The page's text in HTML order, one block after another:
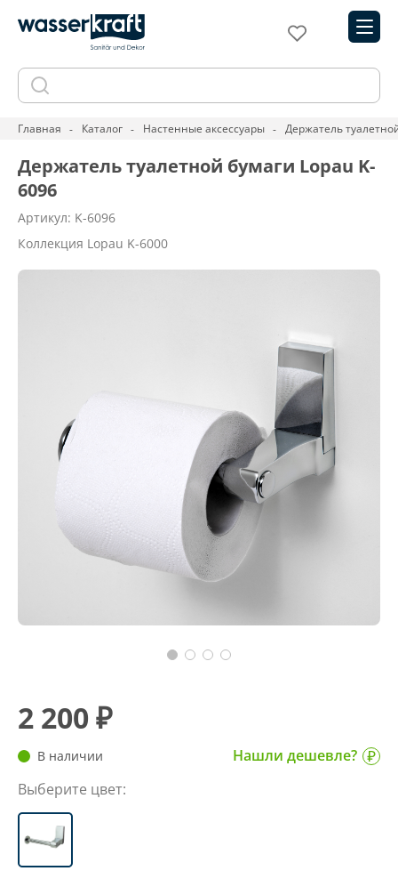
Главная Каталог Настенные аксессуары Держатель
Держатель туалетной бумаги Lopau K-
6096
Артикул: K-6096
Коллекция Lopau K-6000
2 200 ₽
В наличии
Нашли дешевле?
Выберите цвет: